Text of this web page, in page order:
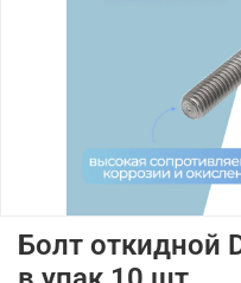
Болт откидной